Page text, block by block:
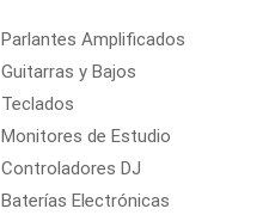
Parlantes Amplificados
Guitarras y Bajos
Teclados
Monitores de Estudio
Controladores DJ
Baterías Electrónicas